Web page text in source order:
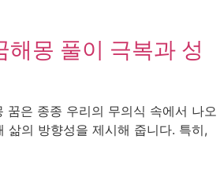
해몽 풀이 극복과 성
꿈은 종종 우리의 무의식 속에서 나오
삶의 방향성을 제시해 줍니다. 특히,